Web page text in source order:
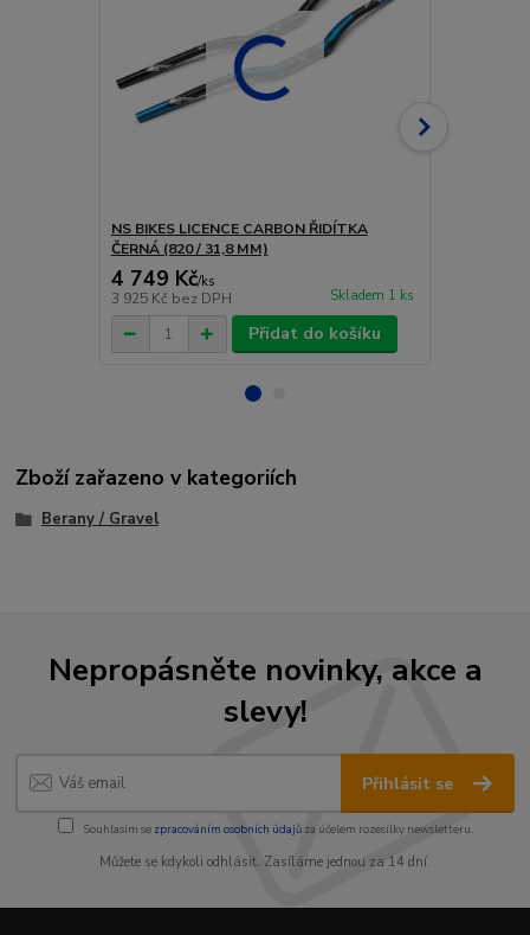
NS BIKES LICENCE CARBON ŘIDÍTKA
ČERNÁ (820 / 31,8 MM)
4 749 Kč/ks
3 925 Kč bez DPH Skladem 1 ks
Přidat do košíku
Zboží zařazeno v kategoriích
Berany / Gravel
Nepropásněte novinky, akce a
slevy!
Přihlásit se
Souhlasím se zpracováním osobních údajůza účelem rozesílky newsletteru.
Můžete se kdykoli odhlásit. Zasíláme jednou za 14 dní.